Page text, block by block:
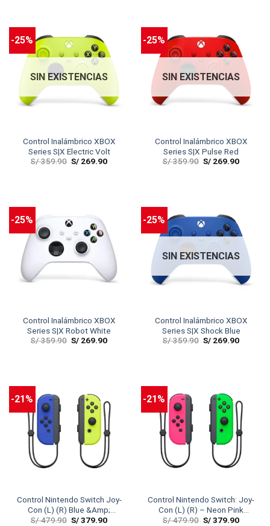
-25%
SIN EXISTENCIAS
Control Inalámbrico XBOX
Series S|X Electric Volt
S/359.90 S/ 269.90
-25%
SIN EXISTENCIAS
Control Inalámbrico XBOX
Series S|X Pulse Red
S/359.90 S/ 269.90
-25%
Control Inalámbrico XBOX
Series S|X Robot White
S/359.90 S/ 269.90
-25%
SIN EXISTENCIAS
Control Inalámbrico XBOX
Series S|X Shock Blue
S/359.90 S/ 269.90
-21%
Control Nintendo Switch Joy-
Con (L) (R) Blue &Amp;
Yellow
S/479.90 S/379.90
-21%
Control Nintendo Switch: Joy-
Con (L) (R) – Neon Pink
&Amp;Amp; Green
S/479.90 S/379.90